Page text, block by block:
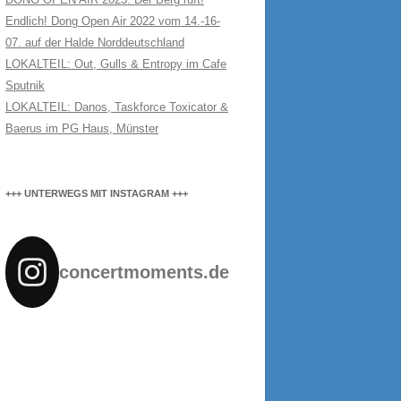
Endlich! Dong Open Air 2022 vom 14.-16-
07. auf der Halde Norddeutschland
LOKALTEIL: Out, Gulls & Entropy im Cafe
Sputnik
LOKALTEIL: Danos, Taskforce Toxicator &
Baerus im PG Haus, Münster
+++ UNTERWEGS MIT INSTAGRAM +++
concertmoments.de